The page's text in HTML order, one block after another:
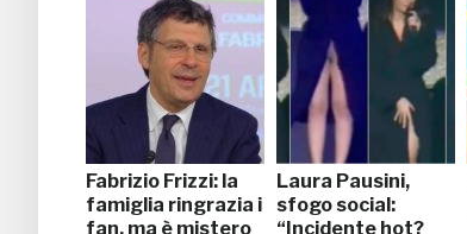
Fabrizio Frizzi: la
famiglia ringrazia i
fan, ma è mistero
Laura Pausini,
sfogo social:
“Incidente hot?